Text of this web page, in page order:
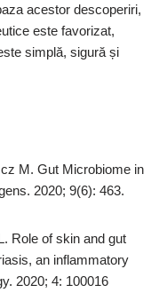
acestor descoperiri,
este favorizat,
simplă, sigură și
Gut Microbiome in
2020; 9(6): 463.
of skin and gut
an inflammatory
2020; 4: 100016